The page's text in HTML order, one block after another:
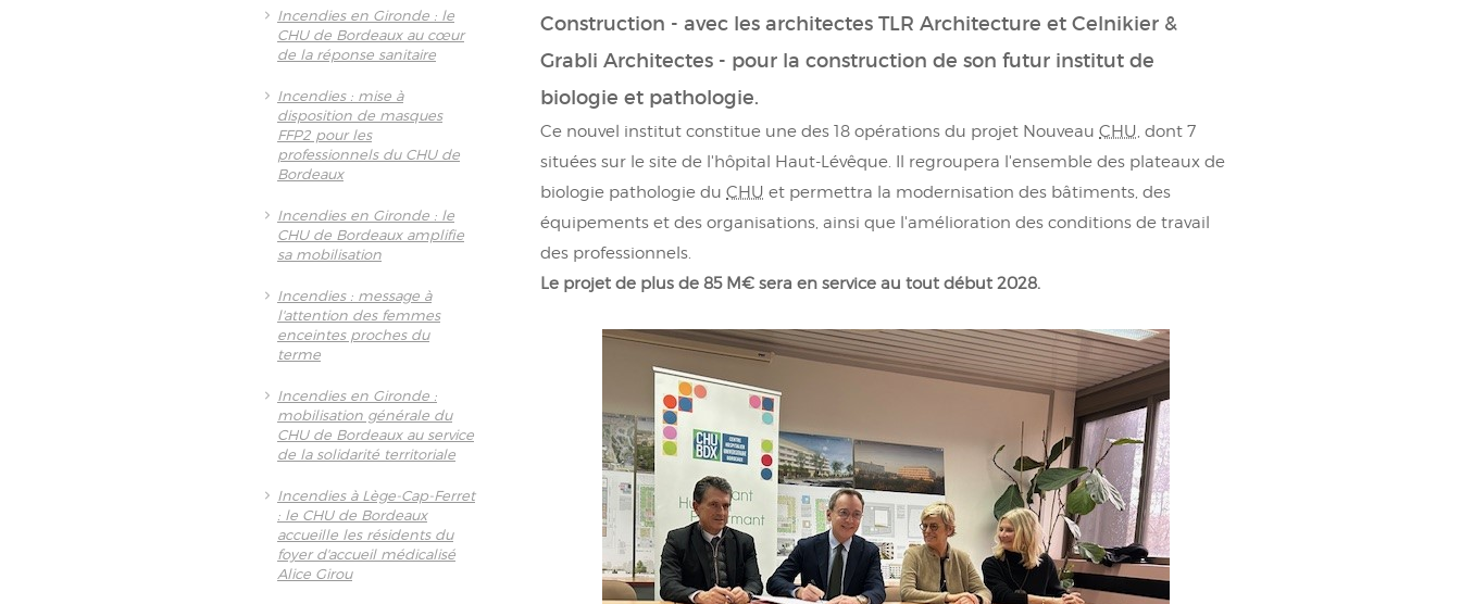
Incendies en Gironde : le
CHU de Bordeaux au cœur
de la réponse sanitaire
Incendies : mise à
disposition de masques
FFP2 pour les
professionnels du CHU de
Bordeaux
Incendies en Gironde : le
CHU de Bordeaux amplifie
sa mobilisation
Incendies : message à
l'attention des femmes
enceintes proches du
terme
Incendies en Gironde :
mobilisation générale du
CHU de Bordeaux au service
de la solidarité territoriale
Incendies à Lège-Cap-Ferret
: le CHU de Bordeaux
accueille les résidents du
foyer d'accueil médicalisé
Alice Girou
Construction - avec les architectes TLR Architecture et Celnikier &
Grabli Architectes - pour la construction de son futur institut de
biologie et pathologie.
Ce nouvel institut constitue une des 18 opérations du projet Nouveau CHU , dont 7
situées sur le site de l'hôpital Haut-Lévêque. Il regroupera l'ensemble des plateaux de
biologie pathologie du CHU et permettra la modernisation des bâtiments, des
équipements et des organisations, ainsi que l'amélioration des conditions de travail
des professionnels.
Le projet de plus de 85 M€ sera en service au tout début 2028.